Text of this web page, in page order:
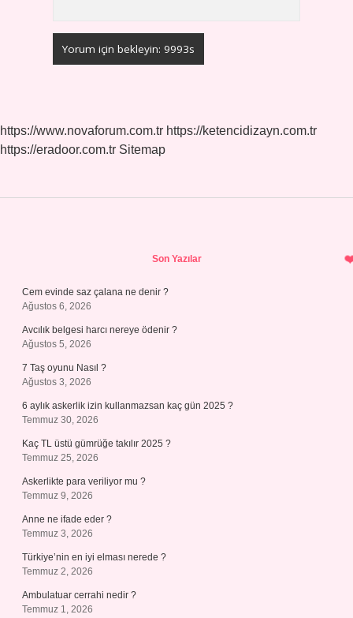
https://www.novaforum.com.tr https://ketencidizayn.com.tr
https://eradoor.com.tr Sitemap
Son Yazılar
Cem evinde saz çalana ne denir ?
Ağustos 6, 2026
Avcılık belgesi harcı nereye ödenir ?
Ağustos 5, 2026
7 Taş oyunu Nasıl ?
Ağustos 3, 2026
6 aylık askerlik izin kullanmazsan kaç gün 2025 ?
Temmuz 30, 2026
Kaç TL üstü gümrüğe takılır 2025 ?
Temmuz 25, 2026
Askerlikte para veriliyor mu ?
Temmuz 9, 2026
Anne ne ifade eder ?
Temmuz 3, 2026
Türkiye’nin en iyi elması nerede ?
Temmuz 2, 2026
Ambulatuar cerrahi nedir ?
Temmuz 1, 2026